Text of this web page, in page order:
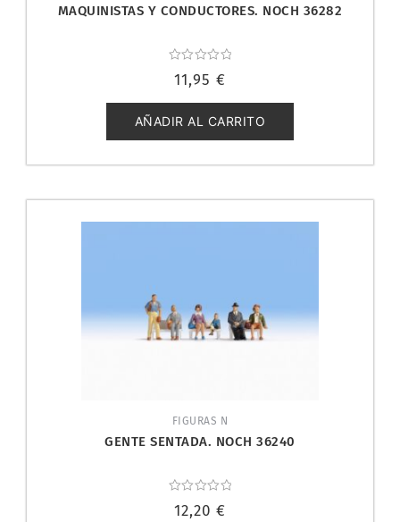
MAQUINISTAS Y CONDUCTORES. NOCH 36282
con
de
5
11,95 €
AÑADIR AL CARRITO
FIGURAS N
GENTE SENTADA. NOCH 36240
con
12,20 €